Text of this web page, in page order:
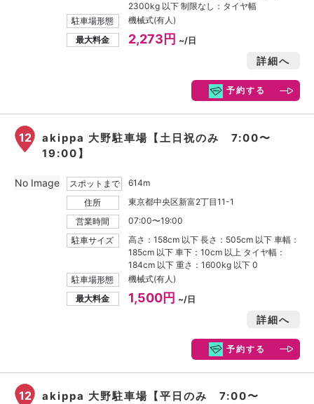
2300kg 以下 制限なし：タイヤ幅
駐車場形態
機械式(有人)
最大料金
2,273円 ~/日
詳細へ
予約する
12
akippa 大野駐車場【土日祝のみ 7:00〜
19:00】
スポットまで
614m
住所
東京都中央区新富2丁目11-1
営業時間
07:00〜19:00
駐車サイズ
高さ：158cm 以下 長さ：505cm 以下 車幅：
185cm 以下 車下：10cm 以上 タイヤ幅：
184cm 以下 重さ：1600kg 以下 0
駐車場形態
機械式(有人)
最大料金
1,500円 ~/日
詳細へ
予約する
No Image
12
akippa 大野駐車場【平日のみ 7:00〜